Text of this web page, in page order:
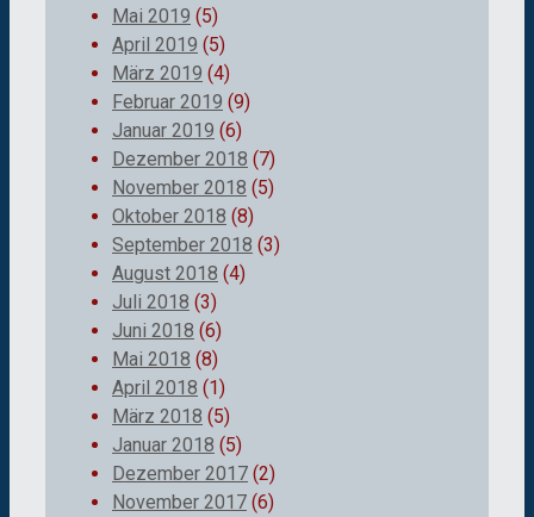
Mai 2019 (5)
April 2019 (5)
März 2019 (4)
Februar 2019 (9)
Januar 2019 (6)
Dezember 2018 (7)
November 2018 (5)
Oktober 2018 (8)
September 2018 (3)
August 2018 (4)
Juli 2018 (3)
Juni 2018 (6)
Mai 2018 (8)
April 2018 (1)
März 2018 (5)
Januar 2018 (5)
Dezember 2017 (2)
November 2017 (6)